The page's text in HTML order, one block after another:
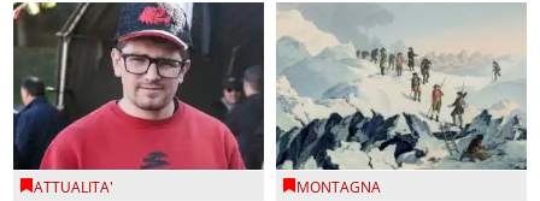
ATTUALITA' MONTAGNA